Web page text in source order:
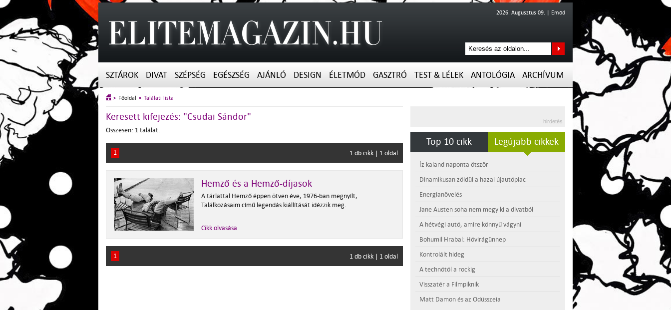
2026. Augusztus 09. | Emőd
SZTÁROK DIVAT SZÉPSÉG EGÉSZSÉG AJÁNLÓ DESIGN ÉLETMÓD GASZTRÓ TEST & LÉLEK ANTOLÓGIA ARCHÍVUM
Főoldal Találati lista
Keresett kifejezés: "Csudai Sándor"
Összesen: 1 találat.
1 1 db cikk | 1 oldal
Hemző és a Hemző-díjasok
A tárlattal Hemző éppen ötven éve, 1976-ban megnyílt,
Találkozásaim című legendás kiállítását idézzik meg.
Cikk olvasása
1 1 db cikk | 1 oldal
hirdetés
Top 10 cikk Legújabb cikkek
Íz kaland naponta ötször
Dinamikusan zöldül a hazai újautópiac
Energianövelés
Jane Austen soha nem megy ki a divatból
A hétvégi autó, amire könnyű vágyni
Bohumil Hrabal: Hóvirágünnep
Kontrolált hideg
A technótól a rockig
Visszatér a Filmpiknik
Matt Damon és az Odüsszeia